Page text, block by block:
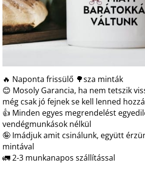
🔥 Naponta frissülő 🌳sza minták
😊 Mosoly Garancia, ha nem tetszik
még csak jó fejnek se kell lenned hozzá
👍 Minden egyes megrendelést
vendégmunkások nélkül
🤪 Imádjuk amit csinálunk, együtt
mintával
🚛 2-3 munkanapos szállítással